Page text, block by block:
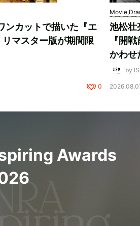
ンカットで描いた『エ
マスター版が期間限
0
池松壮
『開
かわせ
by
Awards